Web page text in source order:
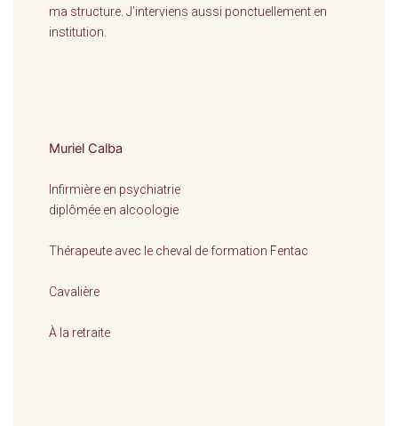
ma structure. J’interviens aussi ponctuellement en
institution.
Muriel Calba
Infirmière en psychiatrie
diplômée en alcoologie
Thérapeute avec le cheval de formation Fentac
Cavalière
À la retraite